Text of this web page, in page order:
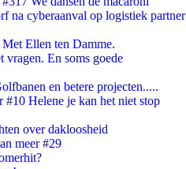
na cyberaanval op logistiek partner
Ellen ten Damme.
En soms goede
en betere projecten.....
Helene je kan het niet stop
over dakloosheid
meer #29